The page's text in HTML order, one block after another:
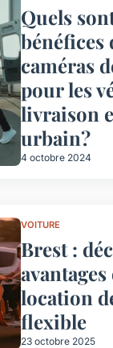
Quels
bénéfices
caméras
pour les
livraison
urbain?
4 octobre 2024
VOITURE
Brest :
avantages
location
flexible
23 octobre 2025